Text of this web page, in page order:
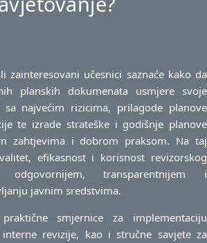
učesnici saznaće kako da
planskih dokumenata usmjere svoje
najvećim rizicima, prilagode planove
te izrade strateške i godišnje planove
zahtjevima i dobrom praksom. Na taj
efikasnost i korisnost revizorskog
odgovornijem, transparentnijem i
javnim sredstvima.
smjernice za implementaciju
revizije, kao i stručne savjete za